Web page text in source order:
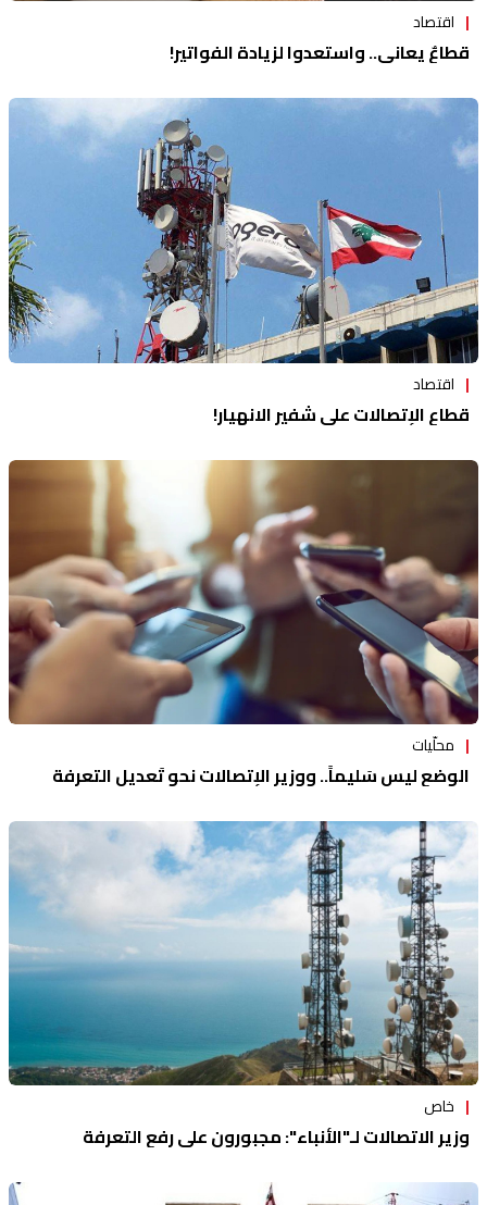
اقتصاد
قطاعٌ يعاني.. واستعدوا لزيادة الفواتير!
اقتصاد
قطاع الإتصالات على شفير الانهيار!
محلّيات
الوضع ليس سَليماً.. ووزير الإتصالات نحو تَعديل التعرفة
خاص
وزير الاتصالات لـ"الأنباء": مجبورون على رفع التعرفة